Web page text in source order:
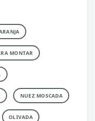
MONTAR
NUEZ MOSCADA
OLIVADA